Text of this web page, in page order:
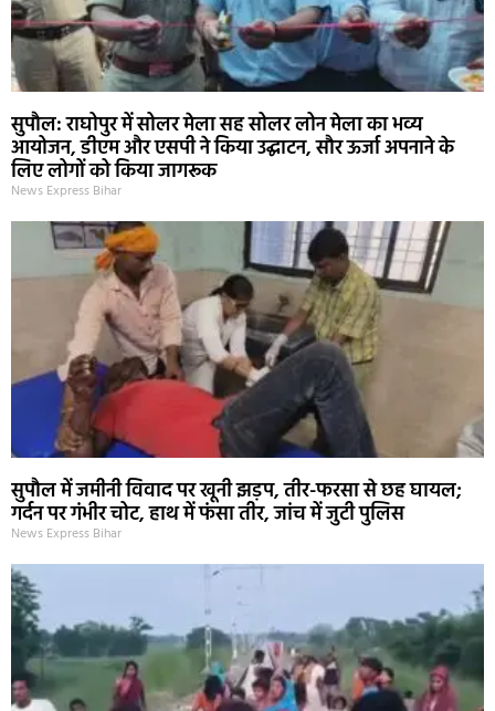
सुपौल: राघोपुर में सोलर मेला सह सोलर लोन मेला का भव्य
आयोजन, डीएम और एसपी ने किया उद्घाटन, सौर ऊर्जा अपनाने के
लिए लोगों को किया जागरूक
News Express Bihar
सुपौल में जमीनी विवाद पर खूनी झड़प, तीर-फरसा से छह घायल;
गर्दन पर गंभीर चोट, हाथ में फंसा तीर, जांच में जुटी पुलिस
News Express Bihar